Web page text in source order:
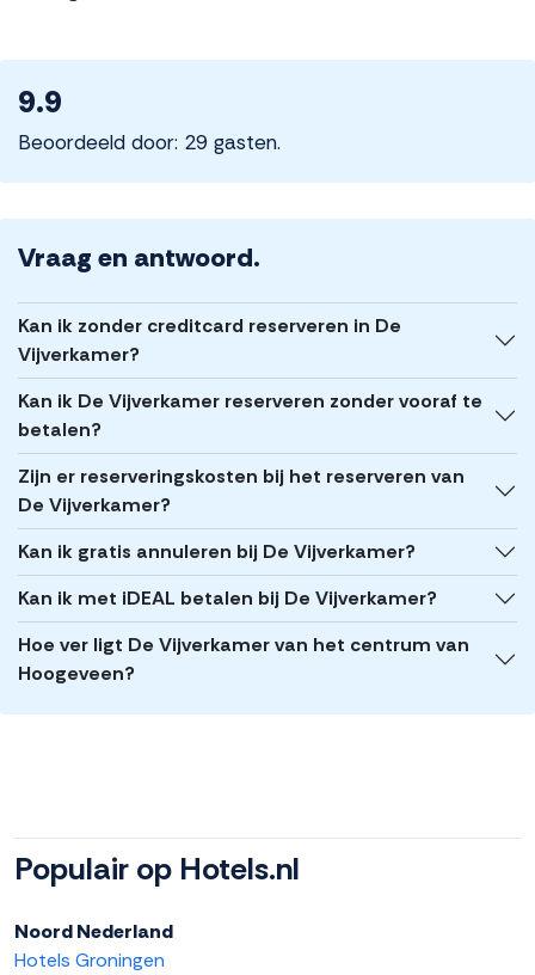
9.9
Beoordeeld door: 29 gasten.
Vraag en antwoord.
Kan ik zonder creditcard reserveren in De
Vijverkamer?
Kan ik De Vijverkamer reserveren zonder vooraf te
betalen?
Zijn er reserveringskosten bij het reserveren van
De Vijverkamer?
Kan ik gratis annuleren bij De Vijverkamer?
Kan ik met iDEAL betalen bij De Vijverkamer?
Hoe ver ligt De Vijverkamer van het centrum van
Hoogeveen?
Populair op Hotels.nl
Noord Nederland
Hotels Groningen